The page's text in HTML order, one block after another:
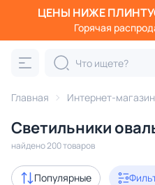
ЦЕНЫ НИЖЕ
Горячая
Главная Интернет-магазин
Светильники
найдено 200 товаров
Популярные
Категория:
Люстры Подвесные
Акции 32